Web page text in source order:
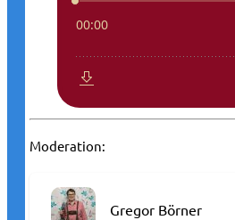
Moderation:
Gregor Börner